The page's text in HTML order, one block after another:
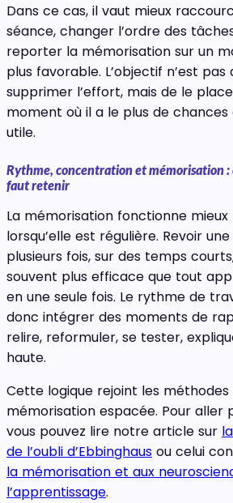
Dans ce cas, il vaut mieux
séance, changer l’ordre des
reporter la mémorisation sur un
plus favorable. L’objectif n’est pas
supprimer l’effort, mais de le
moment où il a le plus de chances
utile.
Rythme, concentration et mémorisation :
faut retenir
La mémorisation fonctionne mieux
lorsqu’elle est régulière. Revoir
plusieurs fois, sur des temps
souvent plus efficace que tout
en une seule fois. Le rythme de
donc intégrer des moments de
relire, reformuler, se tester,
haute.
Cette logique rejoint les méthodes
mémorisation espacée. Pour aller
vous pouvez lire notre article sur
de l’oubli d’Ebbinghaus ou celui
la mémorisation et aux
l’apprentissage.